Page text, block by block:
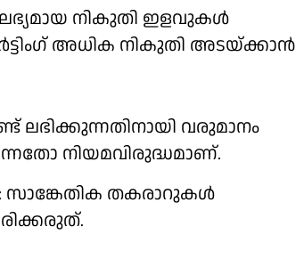
നികുതി ഇളവുകൾ
അധിക നികുതി അടയ്ക്കാൻ
ലഭിക്കുന്നതിനായി വരുമാനം
നിയമവിരുദ്ധമാണ്.
തകരാറുകൾ